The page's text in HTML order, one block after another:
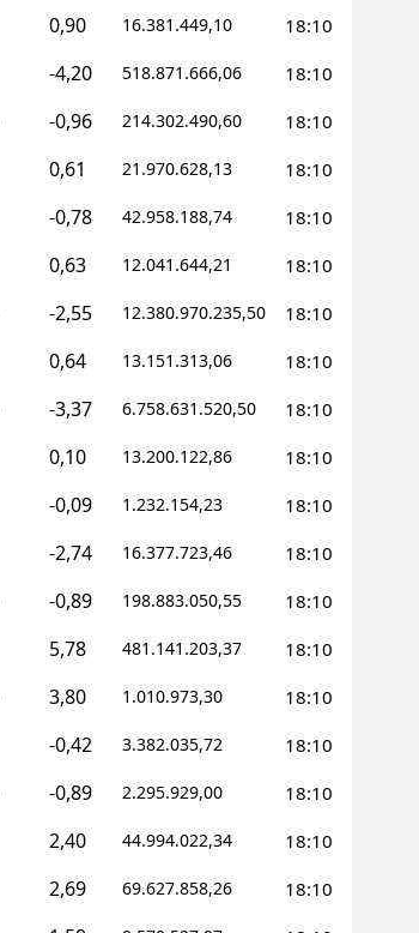
0,90 16.381.449,10 18:10
-4,20 518.871.666,06 18:10
-0,96 214.302.490,60 18:10
0,61 21.970.628,13 18:10
-0,78 42.958.188,74 18:10
0,63 12.041.644,21 18:10
-2,55 12.380.970.235,50 18:10
0,64 13.151.313,06 18:10
-3,37 6.758.631.520,50 18:10
0,10 13.200.122,86 18:10
-0,09 1.232.154,23 18:10
-2,74 16.377.723,46 18:10
-0,89 198.883.050,55 18:10
5,78 481.141.203,37 18:10
3,80 1.010.973,30 18:10
-0,42 3.382.035,72 18:10
-0,89 2.295.929,00 18:10
2,40 44.994.022,34 18:10
2,69 69.627.858,26 18:10